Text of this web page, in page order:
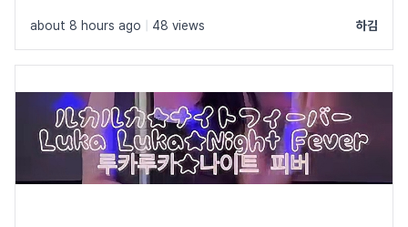
about 8 hours ago 48 views 하김